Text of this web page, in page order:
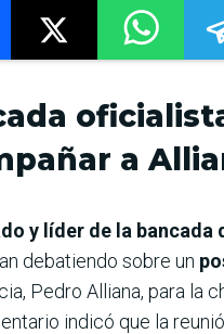
a
y líder de la bancada
debatiendo sobre un
Pedro Alliana, para la
indicó que la